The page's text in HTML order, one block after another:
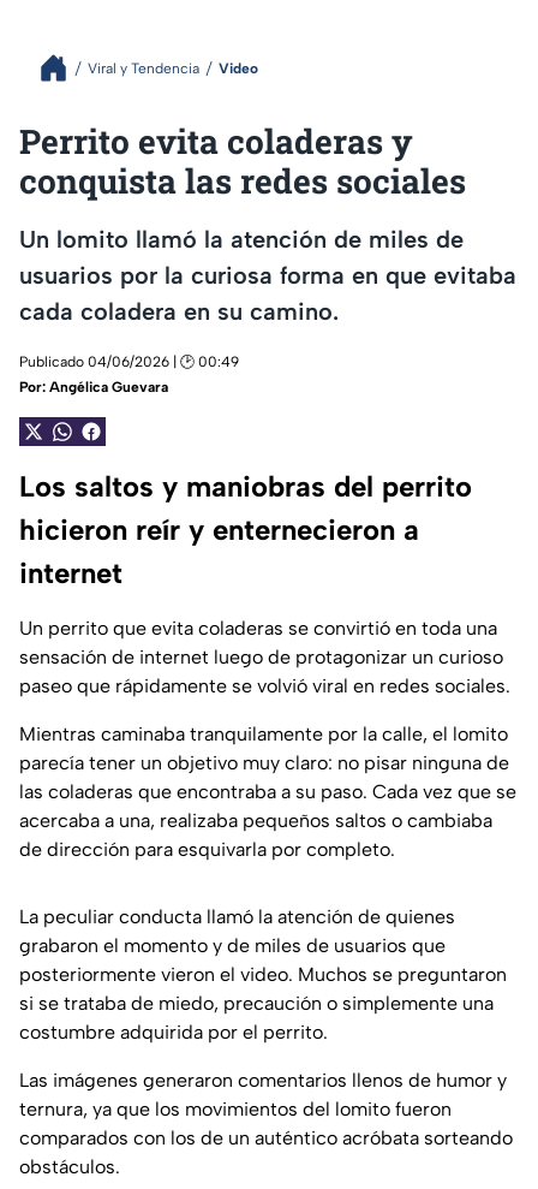
Viral y Tendencia Video
Perrito evita coladeras y
conquista las redes sociales
Un lomito llamó la atención de miles de
usuarios por la curiosa forma en que evitaba
cada coladera en su camino.
Publicado 04/06/2026 | 🕑 00:49
Por: Angélica Guevara
Los saltos y maniobras del perrito
hicieron reír y enternecieron a
internet
Un perrito que evita coladeras se convirtió en toda una
sensación de internet luego de protagonizar un curioso
paseo que rápidamente se volvió viral en redes sociales.
Mientras caminaba tranquilamente por la calle, el lomito
parecía tener un objetivo muy claro: no pisar ninguna de
las coladeras que encontraba a su paso. Cada vez que se
acercaba a una, realizaba pequeños saltos o cambiaba
de dirección para esquivarla por completo.
La peculiar conducta llamó la atención de quienes
grabaron el momento y de miles de usuarios que
posteriormente vieron el video. Muchos se preguntaron
si se trataba de miedo, precaución o simplemente una
costumbre adquirida por el perrito.
Las imágenes generaron comentarios llenos de humor y
ternura, ya que los movimientos del lomito fueron
comparados con los de un auténtico acróbata sorteando
obstáculos.